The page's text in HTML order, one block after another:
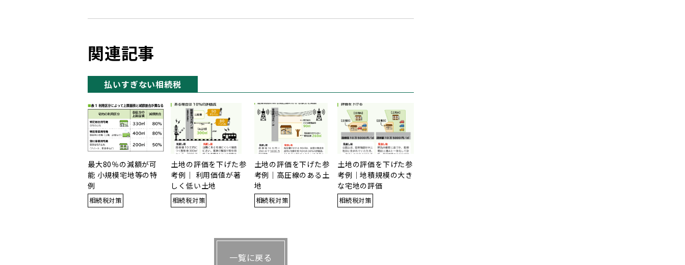
関連記事
払いすぎない相続税
最大80％の減額が可
能 小規模宅地等の特
例
相続税対策
土地の評価を下げた参
考例｜ 利用価値が著
しく低い土地
相続税対策
土地の評価を下げた参
考例｜高圧線のある土
地
相続税対策
土地の評価を下げた参
考例｜地積規模の大き
な宅地の評価
相続税対策
一覧に戻る